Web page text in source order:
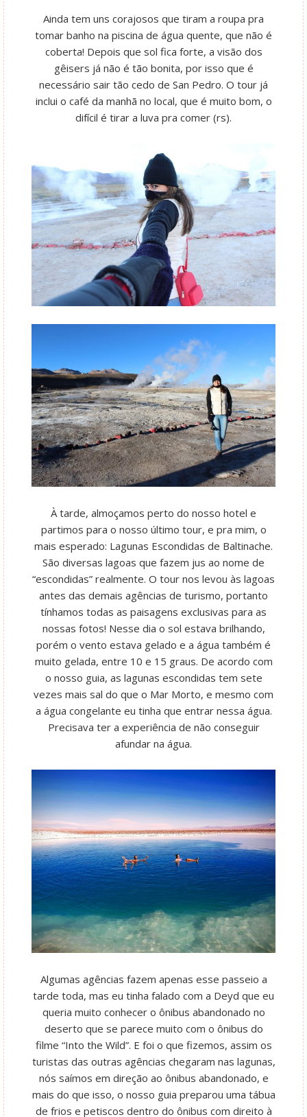
Ainda tem uns corajosos que tiram a roupa pra
tomar banho na piscina de água quente, que não é
coberta! Depois que sol fica forte, a visão dos
gêisers já não é tão bonita, por isso que é
necessário sair tão cedo de San Pedro. O tour já
inclui o café da manhã no local, que é muito bom, o
difícil é tirar a luva pra comer (rs).
À tarde, almoçamos perto do nosso hotel e
partimos para o nosso último tour, e pra mim, o
mais esperado: Lagunas Escondidas de Baltinache.
São diversas lagoas que fazem jus ao nome de
“escondidas” realmente. O tour nos levou às lagoas
antes das demais agências de turismo, portanto
tínhamos todas as paisagens exclusivas para as
nossas fotos! Nesse dia o sol estava brilhando,
porém o vento estava gelado e a água também é
muito gelada, entre 10 e 15 graus. De acordo com
o nosso guia, as lagunas escondidas tem sete
vezes mais sal do que o Mar Morto, e mesmo com
a água congelante eu tinha que entrar nessa água.
Precisava ter a experiência de não conseguir
afundar na água.
Algumas agências fazem apenas esse passeio a
tarde toda, mas eu tinha falado com a Deyd que eu
queria muito conhecer o ônibus abandonado no
deserto que se parece muito com o ônibus do
filme “Into the Wild”. E foi o que fizemos, assim os
turistas das outras agências chegaram nas lagunas,
nós saímos em direção ao ônibus abandonado, e
mais do que isso, o nosso guia preparou uma tábua
de frios e petiscos dentro do ônibus com direito à